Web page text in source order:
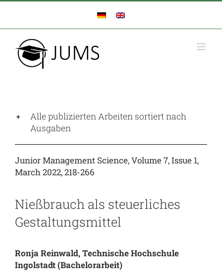
Zum
springen
Alle publizierten Arbeiten sortiert nach
Ausgaben
Junior Management Science, Volume 7, Issue 1,
March 2022, 218-266
Nießbrauch als steuerliches
Gestaltungsmittel
Ronja Reinwald, Technische Hochschule
Ingolstadt(Bachelorarbeit)